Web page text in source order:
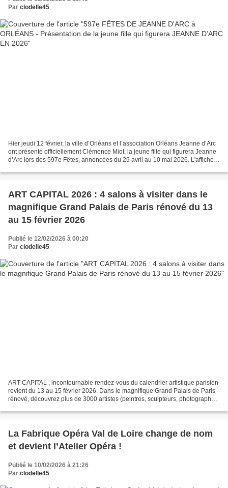
Par clodelle45
Hier jeudi 12 février, la ville d’Orléans et l’association Orléans Jeanne d’Arc
ont présenté officiellement Clémence Miot, la jeune fille qui figurera Jeanne
d’Arc lors des 597e Fêtes, annoncées du 29 avril au 10 mai 2026. L'affiche
ART CAPITAL 2026 : 4 salons à visiter dans le
magnifique Grand Palais de Paris rénové du 13
au 15 février 2026
Publié le 12/02/2026 à 00:20
Par clodelle45
ART CAPITAL , incontournable rendez-vous du calendrier artistique parisien
revient du 13 au 15 février 2026. Dans le magnifique Grand Palais de Paris
rénové, découvrez plus de 3000 artistes (peintres, sculpteurs, photographes,
La Fabrique Opéra Val de Loire change de nom
et devient l’Atelier Opéra !
Publié le 10/02/2026 à 21:26
Par clodelle45